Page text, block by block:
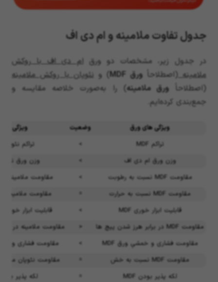
جدول تفاوت ملامینه و ام دی اف
در جدول زیر، مشخصات دو ورق
ام دی اف با روکش
ملامینه (اصطلاحاًورق MDF ) و نئوپان با روکش ملامینه
(اصطلاحاًورق ملامینه ) را به‌صورت خلاصه مقایسه و
جمع‌بندی کرده‌ایم.
ویژگی های ورق وضعیت
ویژگی
تراکم MDF
>
تراکم
وزن ورق ام دی اف
>
وزن ورق
مقاومت MDF نسبت به رطوبت
>
مقاومت ملامینه
مقاومت MDF نسبت به حرارت
=
مقاومت ملامینه
قابلیت ابزار خوری MDF
>
قابلیت ابزار خوری
مقاومت MDF در برابر هرز شدن پیچ ها
<
مقاومت ملامینه در
مقاومت فشاری و خمشیِ ورق MDF
>
مقاومت فشاری و
مقاومت MDF نسبت به خش
=
مقاومت نئوپان
لکه پذیر بودن MDF
=
لکه پذیر